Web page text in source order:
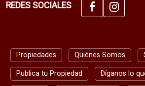
REDES SOCIALES
Propiedades Quiénes Somos
Publica tu Propiedad Díganos lo